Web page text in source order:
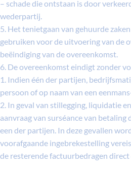
– schade die ontstaan is door
wederpartij.
5. Het tenietgaan van gehuurde
gebruiken voor de uitvoering van de
beëindiging van de overeenkomst.
6. De overeenkomst eindigt zonder
1. Indien één der partijen,
persoon of op naam van een
2. In geval van stillegging, liquidatie
aanvraag van surséance van betaling
een der partijen. In deze gevallen
voorafgaande ingebrekestelling
de resterende factuurbedragen direct